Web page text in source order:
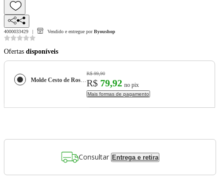
4000033429 Vendido e entregue por Byoushop
Ofertas disponíveis
Molde Cesto de Rosas Decorativo Cupcake Maçapão Silikomart
R$ 99,90
R$ 79,92 no pix
Mais formas de pagamento
Consultar Entrega e retira